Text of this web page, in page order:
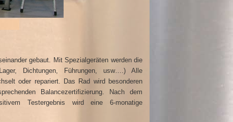
gebaut. Mit Spezialgeräten werden die
Dichtungen, Führungen, usw….) Alle
oder repariert. Das Rad wird besonderen
Balancezertifizierung. Nach dem
Testergebnis wird eine 6-monatige